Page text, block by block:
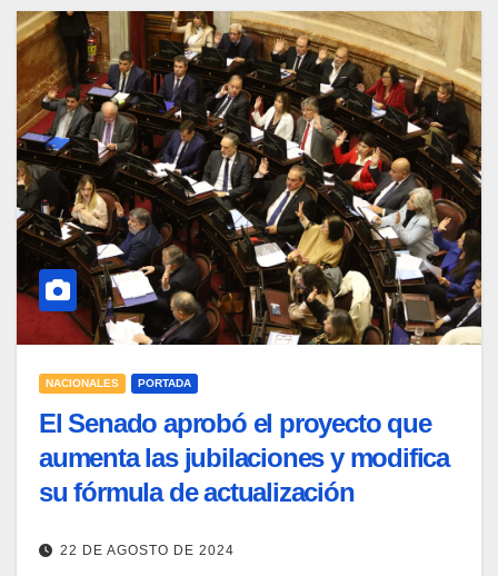
NACIONALES PORTADA
El Senado aprobó el proyecto que
aumenta las jubilaciones y modifica
su fórmula de actualización
22 DE AGOSTO DE 2024